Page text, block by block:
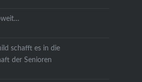
schafft es in die
der Senioren